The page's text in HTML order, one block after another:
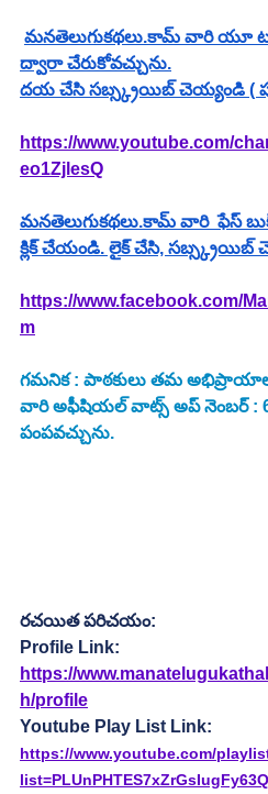
మనతెలుగుకథలు.కామ్ వారి యూ
ద్వారా చేరుకోవచ్చును.
దయ చేసి సబ్స్క్రయిబ్ చెయ్యండి (
https://www.youtube.com/
eo1ZjlesQ
మనతెలుగుకథలు.కామ్ వారి  ఫేస్
క్లిక్ చేయండి. లైక్ చేసి, సబ్స్క్రయిబ్
https://www.facebook.com/
m
గమనిక : పాఠకులు తమ
వారి అఫీషియల్ వాట్స్ అప్ నెంబర్ :
పంపవచ్చును.
రచయిత పరిచయం:
Profile Link:
https://
h/profile
Youtube Play List Link:
https://www.youtube.com/